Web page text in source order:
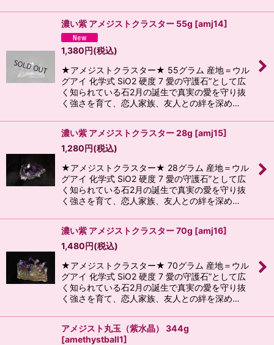
濃い紫 アメジストクラスター 55g [amj14]
1,380円(税込)
★アメジストクラスター★ 55グラム 産地＝ウル
グアイ 化学式 SiO2 硬度 7 愛の守護石”として広
く知られている石2月の誕生で真実の愛を守り抜
く強さを育て、恋人家族、友人との絆を深め…
濃い紫 アメジストクラスター 28g [amj15]
1,280円(税込)
★アメジストクラスター★ 28グラム 産地＝ウル
グアイ 化学式 SiO2 硬度 7 愛の守護石”として広
く知られている石2月の誕生で真実の愛を守り抜
く強さを育て、恋人家族、友人との絆を深め…
濃い紫 アメジストクラスター 70g [amj16]
1,480円(税込)
★アメジストクラスター★ 70グラム 産地＝ウル
グアイ 化学式 SiO2 硬度 7 愛の守護石”として広
く知られている石2月の誕生で真実の愛を守り抜
く強さを育て、恋人家族、友人との絆を深め…
アメジスト丸玉（紫水晶） 344g
[amethystball1]